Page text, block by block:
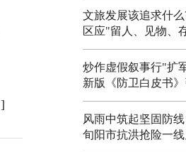
]
文旅发展该追求什么
区应"留人、见物、
炒作虚假叙事行"扩
新版《防卫白皮书
风雨中筑起坚固防
旬阳市抗洪抢险一线